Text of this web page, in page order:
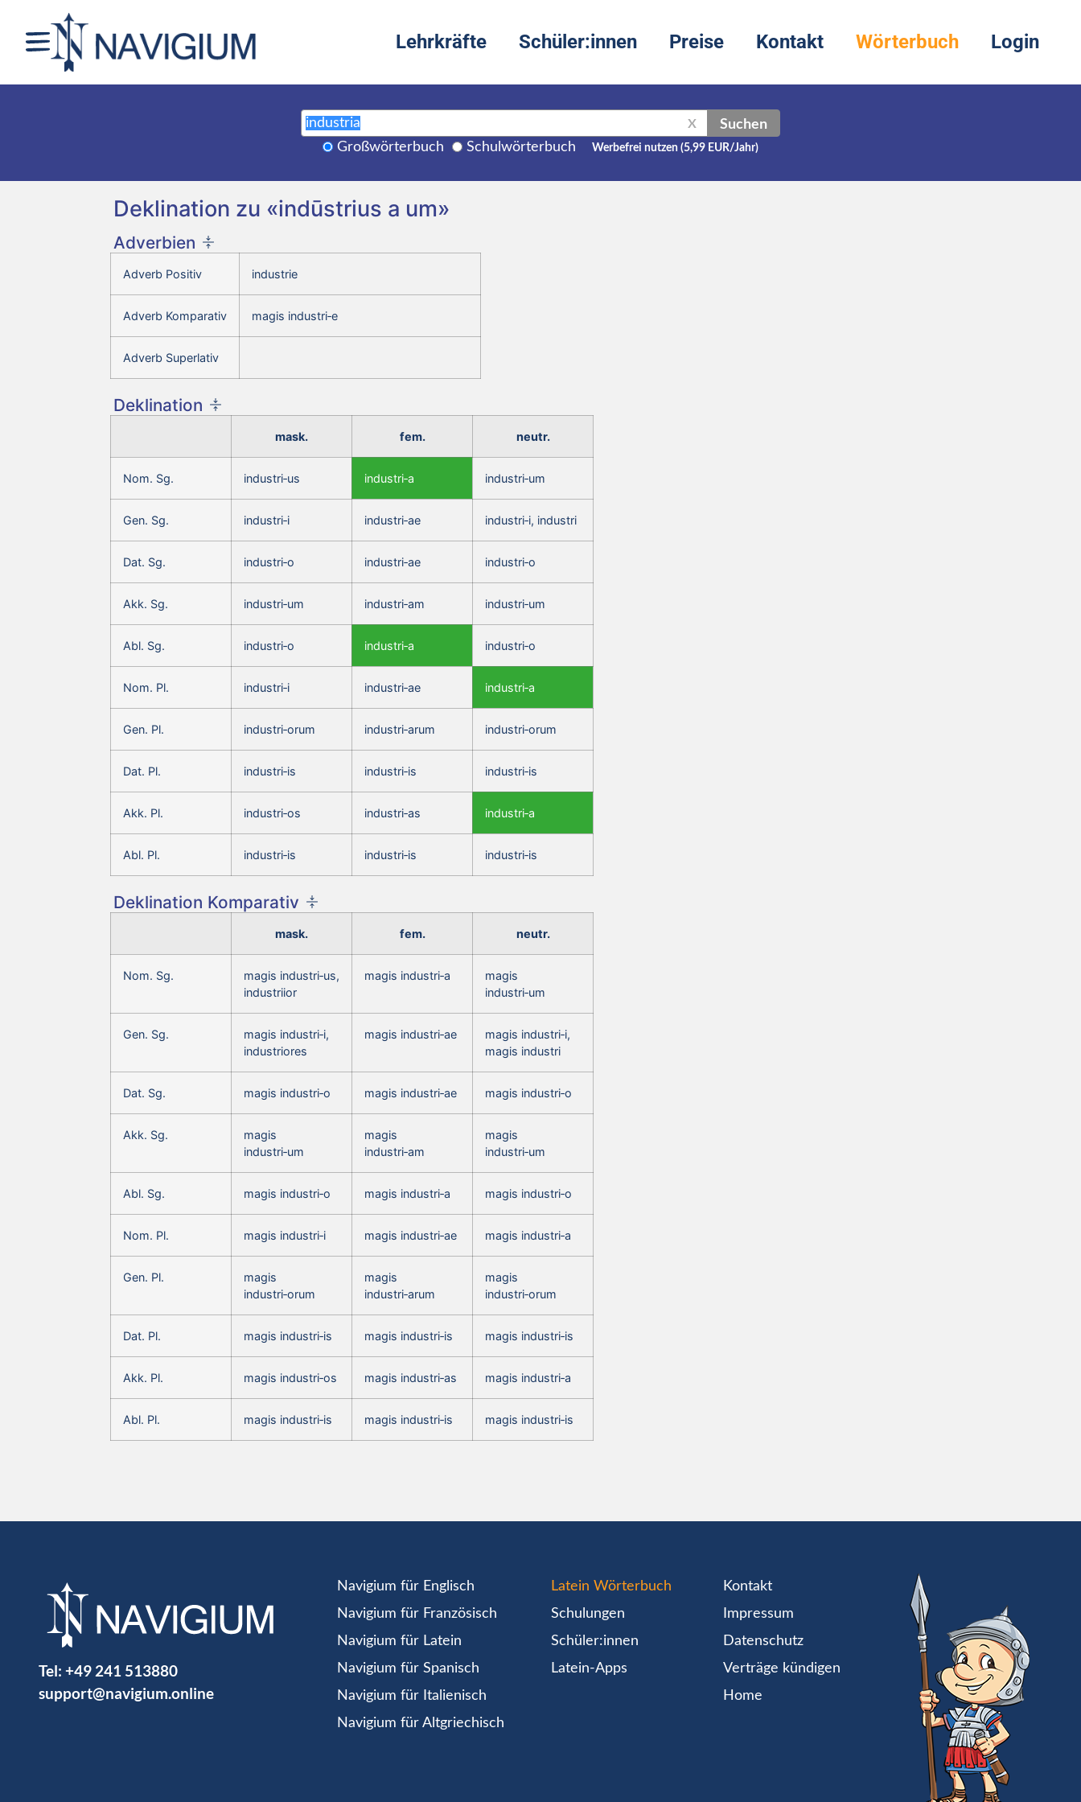
Lehrkräfte Schüler:innen Preise Kontakt Wörterbuch Login
X Suchen
Großwörterbuch Schulwörterbuch Werbefrei nutzen (5,99 EUR/Jahr)
Deklination zu «indūstrius a um»
Adverbien
Adverb Positiv industrie
Adverb Komparativ magis industri‑e
Adverb Superlativ
Deklination
mask. fem. neutr.
Nom. Sg. industri‑us industri‑a industri‑um
Gen. Sg. industri‑i industri‑ae industri‑i, industri
Dat. Sg. industri‑o industri‑ae industri‑o
Akk. Sg. industri‑um industri‑am industri‑um
Abl. Sg. industri‑o industri‑a industri‑o
Nom. Pl. industri‑i industri‑ae industri‑a
Gen. Pl. industri‑orum industri‑arum industri‑orum
Dat. Pl. industri‑is industri‑is industri‑is
Akk. Pl. industri‑os industri‑as industri‑a
Abl. Pl. industri‑is industri‑is industri‑is
Deklination Komparativ
mask. fem. neutr.
Nom. Sg.
magis industri‑us,
industriior
magis industri‑a
magis
industri‑um
Gen. Sg.
magis industri‑i,
industriores
magis industri‑ae
magis industri‑i,
magis industri
Dat. Sg. magis industri‑o magis industri‑ae magis industri‑o
Akk. Sg.
magis
industri‑um
magis
industri‑am
magis
industri‑um
Abl. Sg. magis industri‑o magis industri‑a magis industri‑o
Nom. Pl. magis industri‑i magis industri‑ae magis industri‑a
Gen. Pl.
magis
industri‑orum
magis
industri‑arum
magis
industri‑orum
Dat. Pl. magis industri‑is magis industri‑is magis industri‑is
Akk. Pl. magis industri‑os magis industri‑as magis industri‑a
Abl. Pl. magis industri‑is magis industri‑is magis industri‑is
Tel: +49 241 513880
support@navigium.online
Navigium für Englisch
Navigium für Französisch
Navigium für Latein
Navigium für Spanisch
Navigium für Italienisch
Navigium für Altgriechisch
Latein Wörterbuch
Schulungen
Schüler:innen
Latein-Apps
Kontakt
Impressum
Datenschutz
Verträge kündigen
Home